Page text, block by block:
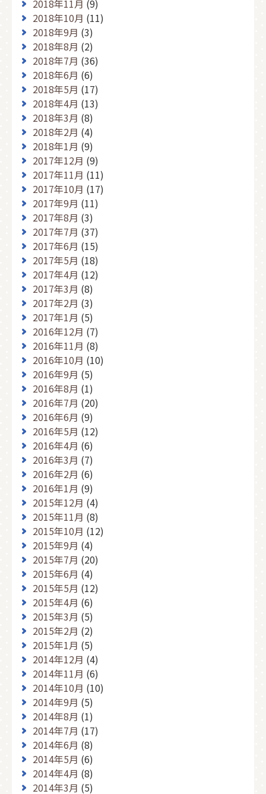
2018年11月 (9)
2018年10月 (11)
2018年9月 (3)
2018年8月 (2)
2018年7月 (36)
2018年6月 (6)
2018年5月 (17)
2018年4月 (13)
2018年3月 (8)
2018年2月 (4)
2018年1月 (9)
2017年12月 (9)
2017年11月 (11)
2017年10月 (17)
2017年9月 (11)
2017年8月 (3)
2017年7月 (37)
2017年6月 (15)
2017年5月 (18)
2017年4月 (12)
2017年3月 (8)
2017年2月 (3)
2017年1月 (5)
2016年12月 (7)
2016年11月 (8)
2016年10月 (10)
2016年9月 (5)
2016年8月 (1)
2016年7月 (20)
2016年6月 (9)
2016年5月 (12)
2016年4月 (6)
2016年3月 (7)
2016年2月 (6)
2016年1月 (9)
2015年12月 (4)
2015年11月 (8)
2015年10月 (12)
2015年9月 (4)
2015年7月 (20)
2015年6月 (4)
2015年5月 (12)
2015年4月 (6)
2015年3月 (5)
2015年2月 (2)
2015年1月 (5)
2014年12月 (4)
2014年11月 (6)
2014年10月 (10)
2014年9月 (5)
2014年8月 (1)
2014年7月 (17)
2014年6月 (8)
2014年5月 (6)
2014年4月 (8)
2014年3月 (5)